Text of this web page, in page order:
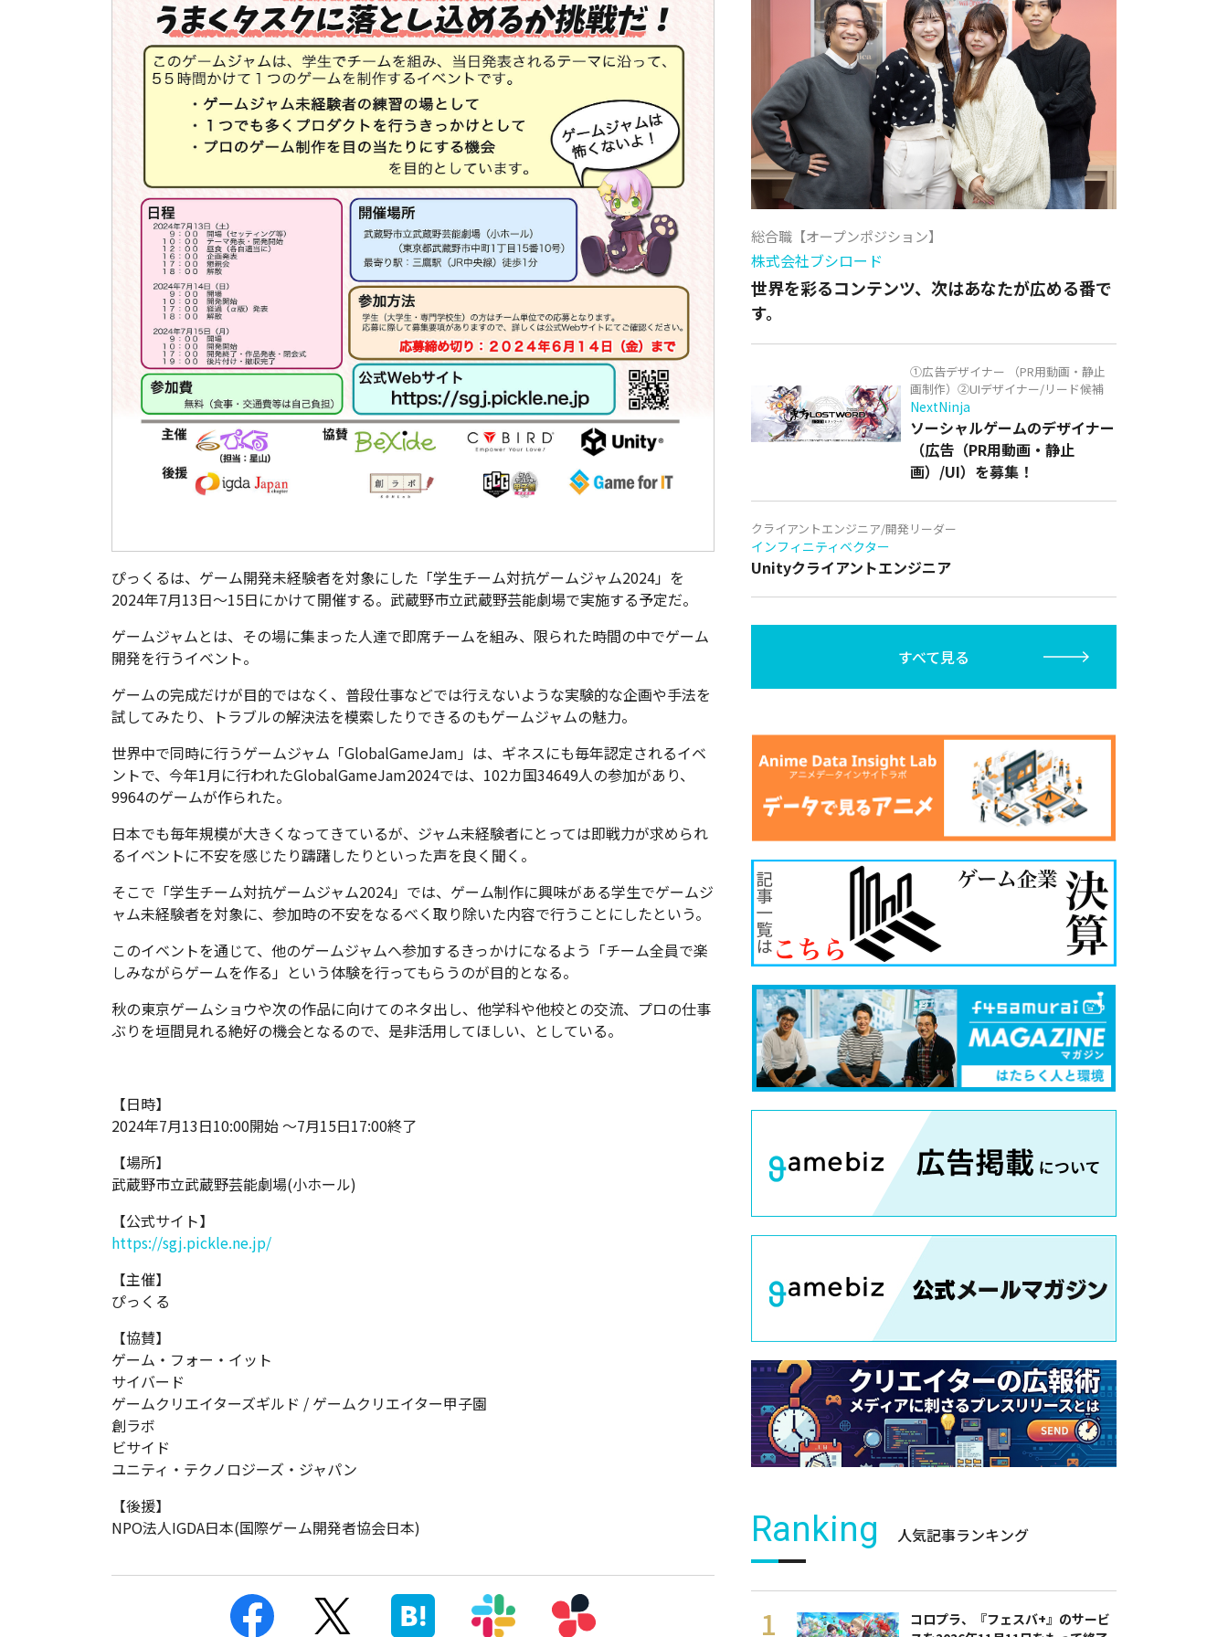
ぴっくるは、ゲーム開発未経験者を対象にした「学生チーム対抗ゲームジャム2024」を
2024年7月13日～15日にかけて開催する。武蔵野市立武蔵野芸能劇場で実施する予定だ。
ゲームジャムとは、その場に集まった人達で即席チームを組み、限られた時間の中でゲーム
開発を行うイベント。
ゲームの完成だけが目的ではなく、普段仕事などでは行えないような実験的な企画や手法を
試してみたり、トラブルの解決法を模索したりできるのもゲームジャムの魅力。
世界中で同時に行うゲームジャム「GlobalGameJam」は、ギネスにも毎年認定されるイベ
ントで、今年1月に行われたGlobalGameJam2024では、102カ国34649人の参加があり、
9964のゲームが作られた。
日本でも毎年規模が大きくなってきているが、ジャム未経験者にとっては即戦力が求められ
るイベントに不安を感じたり躊躇したりといった声を良く聞く。
そこで「学生チーム対抗ゲームジャム2024」では、ゲーム制作に興味がある学生でゲームジ
ャム未経験者を対象に、参加時の不安をなるべく取り除いた内容で行うことにしたという。
このイベントを通じて、他のゲームジャムへ参加するきっかけになるよう「チーム全員で楽
しみながらゲームを作る」という体験を行ってもらうのが目的となる。
秋の東京ゲームショウや次の作品に向けてのネタ出し、他学科や他校との交流、プロの仕事
ぶりを垣間見れる絶好の機会となるので、是非活用してほしい、としている。
【日時】
2024年7月13日10:00開始 ～7月15日17:00終了
【場所】
武蔵野市立武蔵野芸能劇場(小ホール)
【公式サイト】
https://sgj.pickle.ne.jp/
【主催】
ぴっくる
【協賛】
ゲーム・フォー・イット
サイバード
ゲームクリエイターズギルド / ゲームクリエイター甲子園
創ラボ
ビサイド
ユニティ・テクノロジーズ・ジャパン
【後援】
NPO法人IGDA日本(国際ゲーム開発者協会日本)
総合職【オープンポジション】
株式会社ブシロード
世界を彩るコンテンツ、次はあなたが広める番で
す。
①広告デザイナー （PR用動画・静止
画制作）②UIデザイナー/リード候補
NextNinja
ソーシャルゲームのデザイナー
（広告（PR用動画・静止
画）/UI）を募集！
クライアントエンジニア/開発リーダー
インフィニティベクター
Unityクライアントエンジニア
すべて見る
Ranking 人気記事ランキング
コロプラ、『フェスバ+』のサービ